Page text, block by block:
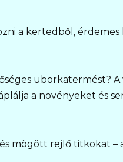
a kertedből,
uborkatermést? A
a növényeket és
mögött rejlő titkokat